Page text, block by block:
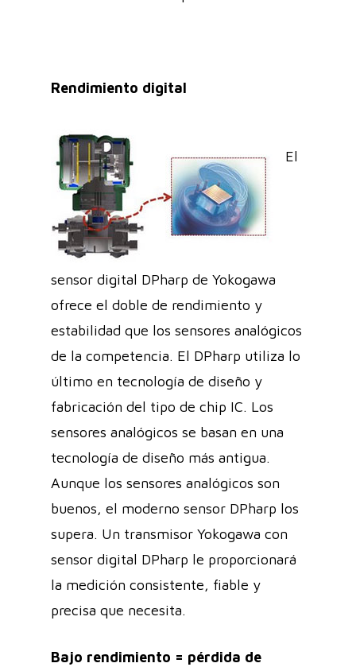
Rendimiento digital
El
sensor digital DPharp de Yokogawa
ofrece el doble de rendimiento y
estabilidad que los sensores analógicos
de la competencia. El DPharp utiliza lo
último en tecnología de diseño y
fabricación del tipo de chip IC. Los
sensores analógicos se basan en una
tecnología de diseño más antigua.
Aunque los sensores analógicos son
buenos, el moderno sensor DPharp los
supera. Un transmisor Yokogawa con
sensor digital DPharp le proporcionará
la medición consistente, fiable y
precisa que necesita.
Bajo rendimiento = pérdida de